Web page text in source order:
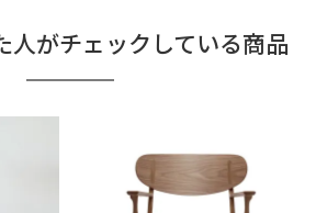
人がチェックしている商品